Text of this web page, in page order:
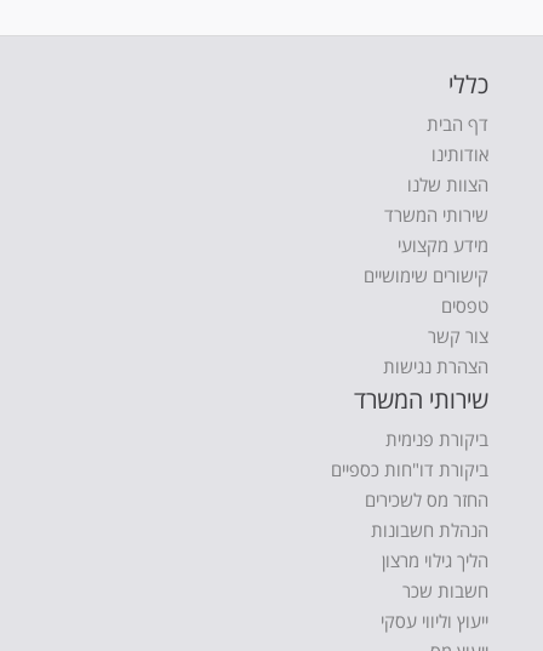
כללי
דף הבית
אודותינו
הצוות שלנו
שירותי המשרד
מידע מקצועי
קישורים שימושיים
טפסים
צור קשר
הצהרת נגישות
שירותי המשרד
ביקורת פנימית
ביקורת דו"חות כספיים
החזר מס לשכירים
הנהלת חשבונות
הליך גילוי מרצון
חשבות שכר
ייעוץ וליווי עסקי